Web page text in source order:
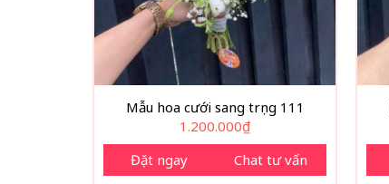
Mẫu hoa cưới sang trọng 111
1.200.000₫
Đặt ngay
Chat tư vấn